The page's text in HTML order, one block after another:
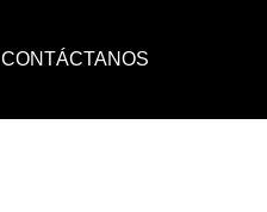
CONTÁCTANOS